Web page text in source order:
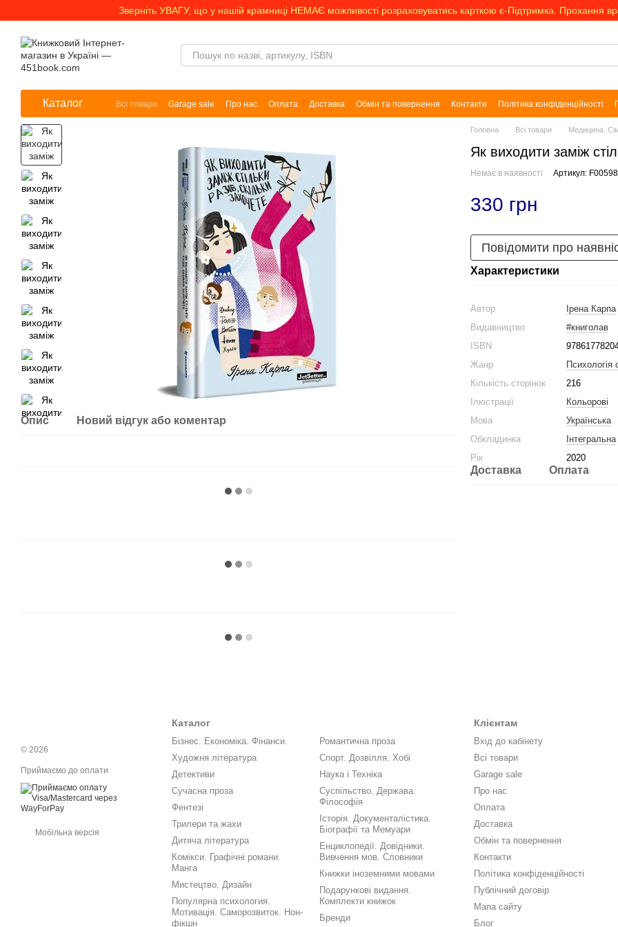
Перейти до основного контентуЗверніть УВАГУ, що у нашій крамниці НЕМАЄ можливості розраховуватись карткою є-Підтримка. Прохання
Каталог Всі товари Garage sale Про нас Оплата Доставка Обмін та повернення Контакти Політика конфіденційності
Опис Новий відгук або коментар
Головна Всі товари Медицина.
Як виходити заміж
Немає в наявності Артикул:
330 грн
Повідомити про
Характеристики
Автор
Ірена Карпа
Видавництво
#книголав
ISBN
Жанр
Психологія
Кількість сторінок
216
Ілюстрації
Кольорові
Мова
Українська
Обкладинка
Інтегральна
Рік
2020
Доставка Оплата
© 2026
Приймаємо до оплати
Мобільна версія
Каталог
Бізнес. Економіка. Фінанси.
Художня література
Детективи
Сучасна проза
Фентезі
Трилери та жахи
Дитяча література
Комікси. Графічні романи.
Манга
Мистецтво. Дизайн
Популярна психология.
Мотивація. Саморозвиток. Нон-
фікшн
Романтична проза
Спорт. Дозвілля. Хобі
Наука і Техніка
Суспільство. Держава.
Філософія
Історія. Документалістика.
Біографії та Мемуари
Енциклопедії. Довідники.
Вивчення мов. Словники
Книжки іноземними мовами
Подарункові видання.
Комплекти книжок
Бренди
Клієнтам
Вхід до кабінету
Всі товари
Garage sale
Про нас
Оплата
Доставка
Обмін та повернення
Контакти
Політика конфіденційності
Публічний договір
Мапа сайту
Блог